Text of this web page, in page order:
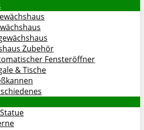
Zubehör
Fensteröffner
& Tische